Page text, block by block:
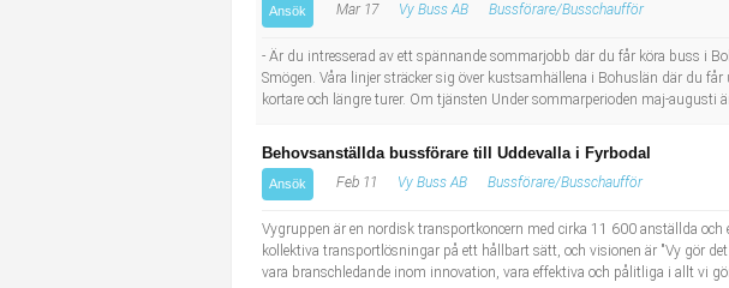
Hotell, restaurang, storhushåll
Installation, drift, underhåll
Bussförare/Busschaufför
Behandlingsassistent/Socialpedagog
Ansök Mar 17 Vy Buss AB Bussförare/Busschaufför
- Är du intresserad av ett spännande sommarjobb där du får köra buss i
Smögen. Våra linjer sträcker sig över kustsamhällena i Bohuslän där du
kortare och längre turer. Om tjänsten Under sommarperioden maj-augusti
Behovsanställda bussförare till Uddevalla i Fyrbodal
Ansök Feb 11 Vy Buss AB Bussförare/Busschaufför
Vygruppen är en nordisk transportkoncern med cirka 11 600 anställda
kollektiva transportlösningar på ett hållbart sätt, och visionen är "Vy gör
vara branschledande inom innovation, vara effektiva och pålitliga i allt vi